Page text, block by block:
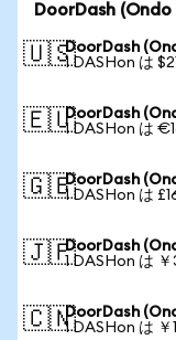
DoorDash
🇺🇸DoorDash
1 DASHon は
🇪🇺DoorDash
1 DASHon は
🇬🇧DoorDash
1 DASHon は
🇯🇵DoorDash
1 DASHon は
🇨🇳DoorDash
1 DASHon は ￥